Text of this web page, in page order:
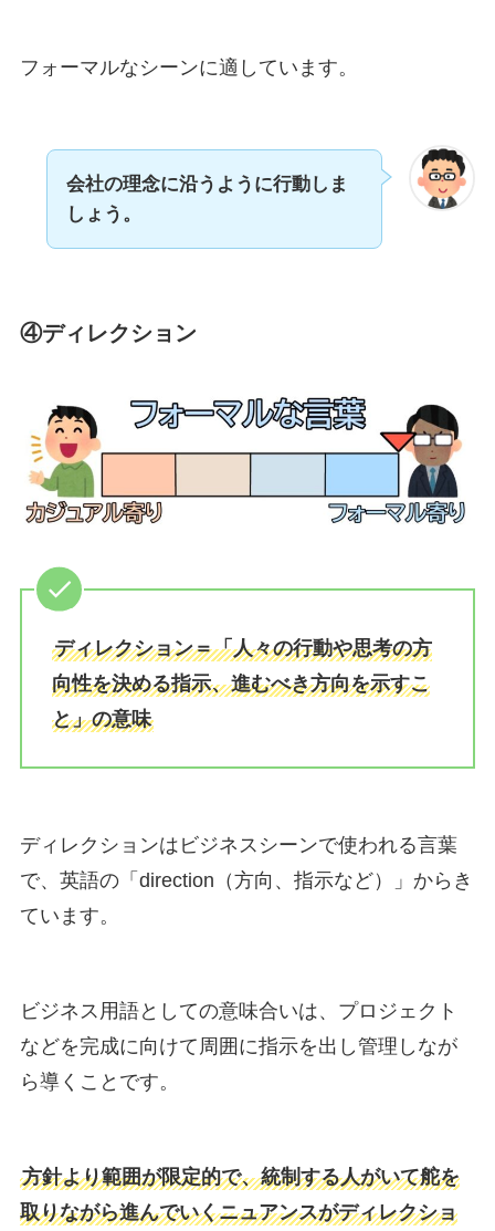
フォーマルなシーンに適しています。
会社の理念に沿うように行動しま
しょう。
④ディレクション
ディレクション＝「人々の行動や思考の方
向性を決める指示、進むべき方向を示すこ
と」の意味
ディレクションはビジネスシーンで使われる言葉
で、英語の「direction（方向、指示など）」からき
ています。
ビジネス用語としての意味合いは、プロジェクト
などを完成に向けて周囲に指示を出し管理しなが
ら導くことです。
方針より範囲が限定的で、統制する人がいて舵を
取りながら進んでいくニュアンスがディレクショ